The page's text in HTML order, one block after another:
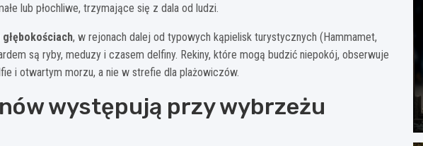
lub płochliwe, trzymające się z dala od ludzi.
, w rejonach dalej od typowych kąpielisk turystycznych (Hammamet,
są ryby, meduzy i czasem delfiny. Rekiny, które mogą budzić niepokój, obserwuje
i otwartym morzu, a nie w strefie dla plażowiczów.
występują przy wybrzeżu